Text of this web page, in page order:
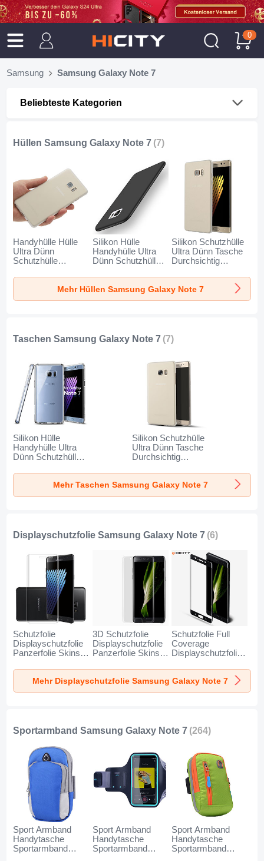
0
Samsung Samsung Galaxy Note 7
Beliebteste Kategorien
Hüllen Samsung Galaxy Note 7 (7)
Handyhülle Hülle
Ultra Dünn
Schutzhülle
Transparent Matt
für Samsung
Galaxy Note 7
Silikon Hülle
Handyhülle Ultra
Dünn Schutzhülle
Samsung Galaxy
Note 7 Schwarz
Silikon Schutzhülle
Ultra Dünn Tasche
Durchsichtig
Samsung Galaxy
Note 7 Klar
Mehr Hüllen Samsung Galaxy Note 7
Taschen Samsung Galaxy Note 7 (7)
Silikon Hülle
Handyhülle Ultra
Dünn Schutzhülle
Transparent für
Samsung Galaxy
Note 7 Klar
Silikon Schutzhülle
Ultra Dünn Tasche
Durchsichtig
Samsung Galaxy
Note 7 Klar
Mehr Taschen Samsung Galaxy Note 7
Displayschutzfolie Samsung Galaxy Note 7 (6)
Schutzfolie
Displayschutzfolie
Panzerfolie Skins
Gehärtetes Glas
Glasfolie für
Samsung Galaxy
3D Schutzfolie
Displayschutzfolie
Panzerfolie Skins
Gehärtetes Glas
Glasfolie für
Samsung Galaxy
Schutzfolie Full
Coverage
Displayschutzfolie
zum Aufkleben
Gehärtetes Glas
Glasfolie F05 für
Mehr Displayschutzfolie Samsung Galaxy Note 7
Sportarmband Samsung Galaxy Note 7 (264)
Sport Armband
Handytasche
Sportarmband
Sport Armband
Handytasche
Sportarmband
Sport Armband
Handytasche
Sportarmband